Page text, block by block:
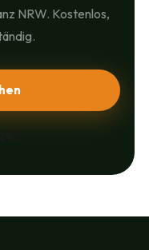
NRW. Kostenlos,